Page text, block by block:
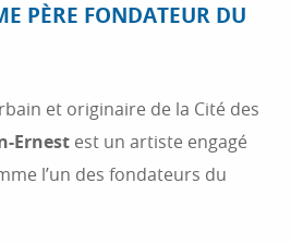
PÈRE FONDATEUR DU
et originaire de la Cité des
Ernest est un artiste engagé
l’un des fondateurs du